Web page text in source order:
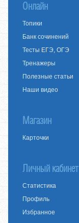
Онлайн
Топики
Банк сочинений
Тесты ЕГЭ, ОГЭ
Тренажеры
Полезные статьи
Наши видео
Магазин
Карточки
Личный кабинет
Статистика
Профиль
Избранное